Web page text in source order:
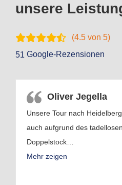
unsere
(4.5 von 5)
51 Google-Rezensionen
Oliver Jegella
Unsere Tour nach
auch aufgrund des
Doppelstock
Mehr zeigen